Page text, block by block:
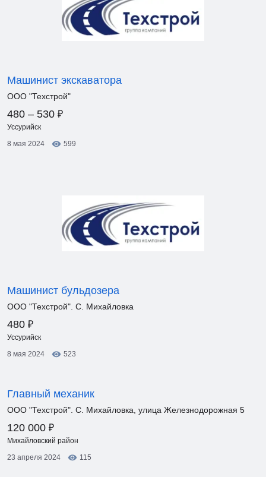
Машинист экскаватора
ООО "Техстрой"
480 – 530 ₽
Уссурийск
8 мая 2024
599
Машинист бульдозера
ООО "Техстрой". С. Михайловка
480 ₽
Уссурийск
8 мая 2024
523
Главный механик
ООО "Техстрой". С. Михайловка, улица Железнодорожная 5
120 000 ₽
Михайловский район
23 апреля 2024
115